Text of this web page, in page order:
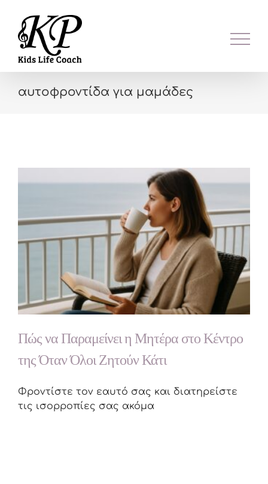
content
αυτοφροντίδα για μαμάδες
Πώς να Παραμείνει η Μητέρα στο Κέντρο
της Όταν Όλοι Ζητούν Κάτι
Φροντίστε τον εαυτό σας και διατηρείστε
τις ισορροπίες σας ακόμα